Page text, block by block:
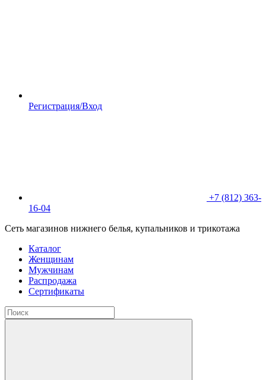
Регистрация/Вход
+7 (812) 363-
16-04
Сеть магазинов нижнего белья, купальников и трикотажа
Каталог
Женщинам
Мужчинам
Распродажа
Сертификаты